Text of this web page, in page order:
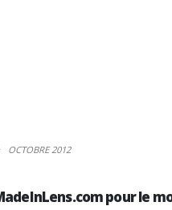
OCTOBRE 2012
pour le